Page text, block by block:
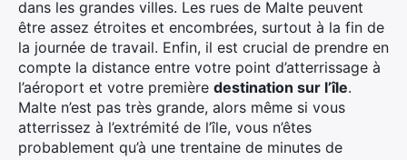
dans les grandes villes. Les rues de Malte peuvent
être assez étroites et encombrées, surtout à la fin de
la journée de travail. Enfin, il est crucial de prendre en
compte la distance entre votre point d’atterrissage à
l’aéroport et votre première destination sur l’île.
Malte n’est pas très grande, alors même si vous
atterrissez à l’extrémité de l’île, vous n’êtes
probablement qu’à une trentaine de minutes de